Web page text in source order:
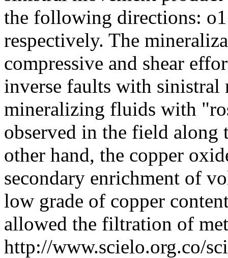
the following directions:
respectively. The
compressive and shear
inverse faults with
mineralizing fluids with
observed in the field along
other hand, the copper
secondary enrichment of
low grade of copper
allowed the filtration of
http://www.scielo.org.co/